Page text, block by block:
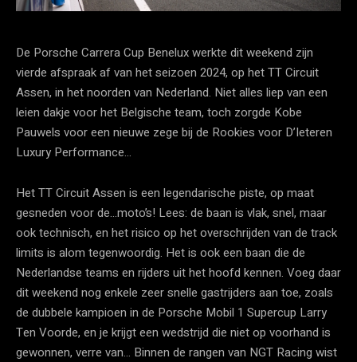
De Porsche Carrera Cup Benelux werkte dit weekend zijn
vierde afspraak af van het seizoen 2024, op het TT Circuit
Assen, in het noorden van Nederland. Niet alles liep van een
leien dakje voor het Belgische team, toch zorgde Kobe
Pauwels voor een nieuwe zege bij de Rookies voor D’Ieteren
Luxury Performance…
Het TT Circuit Assen is een legendarische piste, op maat
gesneden voor de…moto’s! Lees: de baan is vlak, snel, maar
ook technisch, en het risico op het overschrijden van de track
limits is alom tegenwoordig. Het is ook een baan die de
Nederlandse teams en rijders uit het hoofd kennen. Voeg daar
dit weekend nog enkele zeer snelle gastrijders aan toe, zoals
de dubbele kampioen in de Porsche Mobil 1 Supercup Larry
Ten Voorde, en je krijgt een wedstrijd die niet op voorhand is
gewonnen, verre van… Binnen de rangen van NGT Racing wist